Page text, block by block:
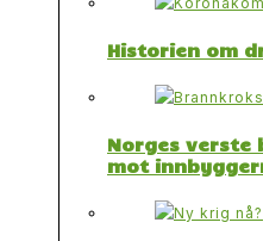
Historien om
Norges verste
mot